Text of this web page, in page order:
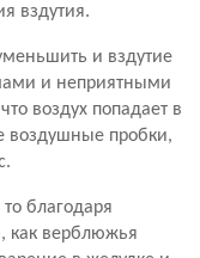
вздутия.
и вздутие
и неприятными
воздух попадает в
воздушные пробки,
благодаря
как верблюжья